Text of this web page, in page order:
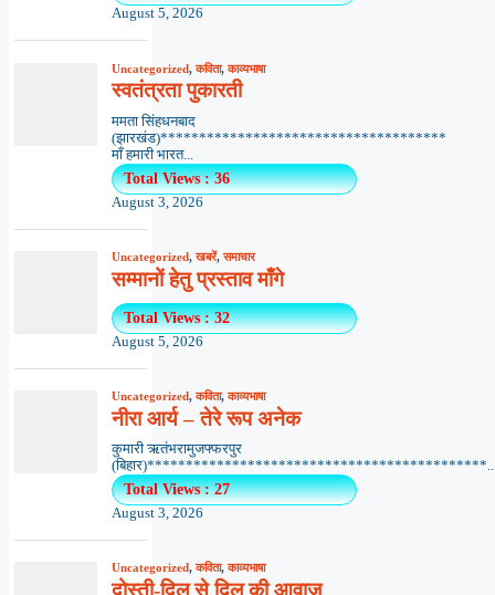
August 5, 2026
Uncategorized,कविता,काव्यभाषा
स्वतंत्रता पुकारती
ममता सिंहधनबाद
(झारखंड)*************************************
माँ हमारी भारत...
Total Views : 36
August 3, 2026
Uncategorized,खबरें,समाचार
सम्मानों हेतु प्रस्ताव माँगे
Total Views : 32
August 5, 2026
Uncategorized,कविता,काव्यभाषा
नीरा आर्य – तेरे रूप अनेक
कुमारी ऋतंभरामुजफ्फरपुर
Total Views : 27
August 3, 2026
Uncategorized,कविता,काव्यभाषा
दोस्ती-दिल से दिल की आवाज़